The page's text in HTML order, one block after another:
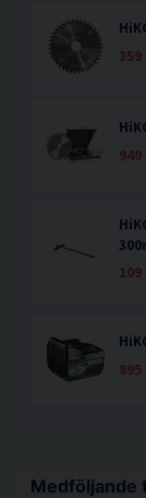
Medföljande